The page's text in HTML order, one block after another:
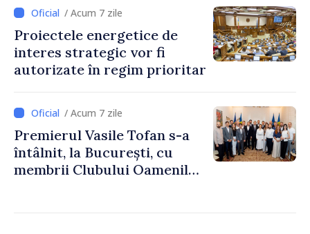
/ Acum 7 zile
Proiectele energetice de
interes strategic vor fi
autorizate în regim prioritar
/ Acum 7 zile
Premierul Vasile Tofan s-a
întâlnit, la București, cu
membrii Clubului Oamenilor